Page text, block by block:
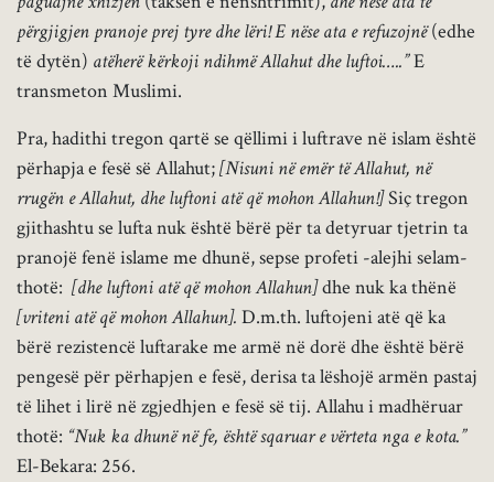
përgjigjen pranoje prej tyre dhe lëri! E nëse ata e refuzojnë(edhe
të dytën) atëherë kërkoji ndihmë Allahut dhe luftoi…..”E
transmeton Muslimi.
Pra, hadithi tregon qartë se qëllimi i luftrave në islam është
përhapja e fesë së Allahut;[Nisuni në emër të Allahut, në
rrugën e Allahut, dhe luftoni atë që mohon Allahun!]Siç tregon
gjithashtu se lufta nuk është bërë për ta detyruar tjetrin ta
pranojë fenë islame me dhunë, sepse profeti -alejhi selam-
thotë: [dhe luftoni atë që mohon Allahun]dhe nuk ka thënë
[vriteni atë që mohon Allahun]. D.m.th. luftojeni atë që ka
bërë rezistencë luftarake me armë në dorë dhe është bërë
pengesë për përhapjen e fesë, derisa ta lëshojë armën pastaj
të lihet i lirë në zgjedhjen e fesë së tij. Allahu i madhëruar
thotë: “Nuk ka dhunë në fe, është sqaruar e vërteta nga e kota.”
El-Bekara: 256.